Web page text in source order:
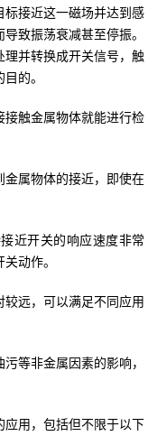
接近这一磁场并达到感
致振荡衰减甚至停振。
并转换成开关信号，触
的。
触金属物体就能进行检
属物体的接近，即使在
近开关的响应速度非常
动作。
远，可以满足不同应用
等非金属因素的影响，
应用，包括但不限于以下